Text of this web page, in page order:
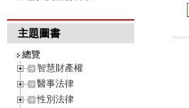
主題圖書
總覽
智慧財產權
醫事法律
性別法律